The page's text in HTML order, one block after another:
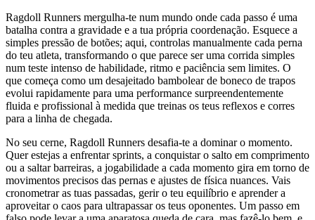
Ragdoll Runners mergulha-te num mundo onde cada passo é uma
batalha contra a gravidade e a tua própria coordenação. Esquece a
simples pressão de botões; aqui, controlas manualmente cada perna
do teu atleta, transformando o que parece ser uma corrida simples
num teste intenso de habilidade, ritmo e paciência sem limites. O
que começa como um desajeitado bambolear de boneco de trapos
evolui rapidamente para uma performance surpreendentemente
fluida e profissional à medida que treinas os teus reflexos e corres
para a linha de chegada.
No seu cerne, Ragdoll Runners desafia-te a dominar o momento.
Quer estejas a enfrentar sprints, a conquistar o salto em comprimento
ou a saltar barreiras, a jogabilidade a cada momento gira em torno de
movimentos precisos das pernas e ajustes de física nuances. Vais
cronometrar as tuas passadas, gerir o teu equilíbrio e aprender a
aproveitar o caos para ultrapassar os teus oponentes. Um passo em